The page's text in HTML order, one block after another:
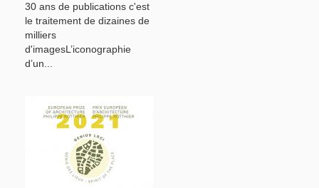
30 ans de publications c'est
le traitement de dizaines de
milliers
d'imagesL’iconographie
d’un...